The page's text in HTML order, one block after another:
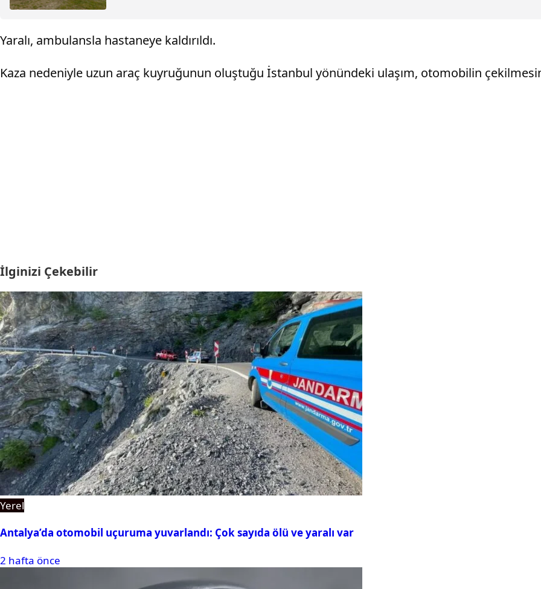
Yaralı, ambulansla hastaneye kaldırıldı.
Kaza nedeniyle uzun araç kuyruğunun oluştuğu İstanbul yönündeki ulaşım, otomobilin
İlginizi Çekebilir
Yerel
Antalya’da otomobil uçuruma yuvarlandı: Çok sayıda ölü ve yaralı var
2 hafta önce